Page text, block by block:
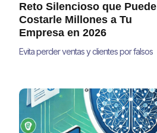
Reto Silencioso que Puede
Costarle Millones a Tu
Empresa en 2026
Evita perder ventas y clientes por falsos
declinaciones y mejorar tus ingresos en
2025.